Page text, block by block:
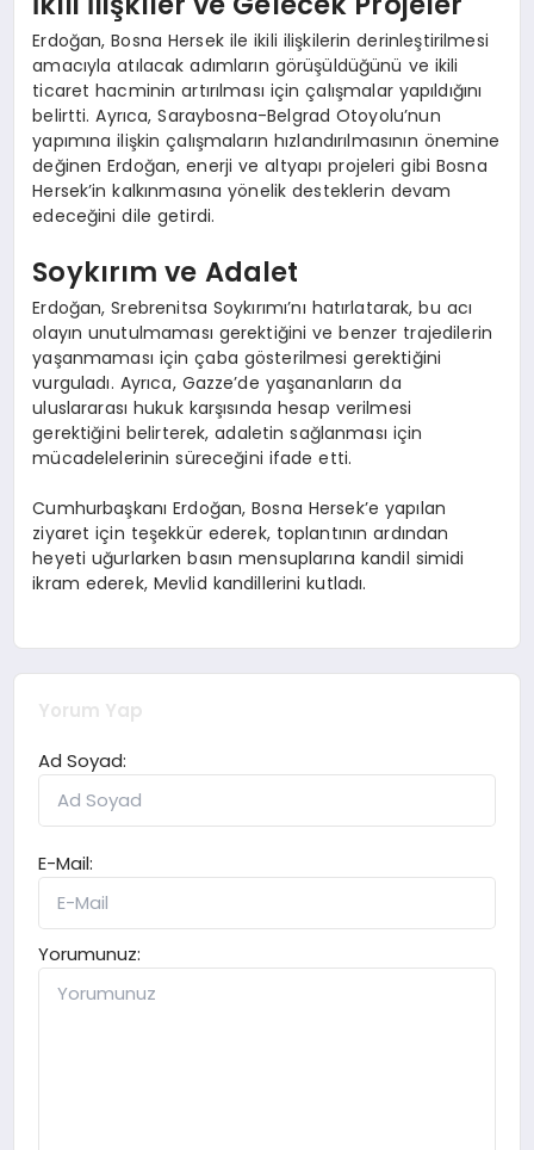
Erdoğan, Bosna Hersek ile ikili ilişkilerin derinleştirilmesi
amacıyla atılacak adımların görüşüldüğünü ve ikili
ticaret hacminin artırılması için çalışmalar yapıldığını
belirtti. Ayrıca, Saraybosna-Belgrad Otoyolu’nun
yapımına ilişkin çalışmaların hızlandırılmasının önemine
değinen Erdoğan, enerji ve altyapı projeleri gibi Bosna
Hersek’in kalkınmasına yönelik desteklerin devam
edeceğini dile getirdi.
Soykırım ve Adalet
Erdoğan, Srebrenitsa Soykırımı’nı hatırlatarak, bu acı
olayın unutulmaması gerektiğini ve benzer trajedilerin
yaşanmaması için çaba gösterilmesi gerektiğini
vurguladı. Ayrıca, Gazze’de yaşananların da
uluslararası hukuk karşısında hesap verilmesi
gerektiğini belirterek, adaletin sağlanması için
mücadelelerinin süreceğini ifade etti.
Cumhurbaşkanı Erdoğan, Bosna Hersek’e yapılan
ziyaret için teşekkür ederek, toplantının ardından
heyeti uğurlarken basın mensuplarına kandil simidi
ikram ederek, Mevlid kandillerini kutladı.
Yorum Yap
Ad Soyad:
E-Mail:
Yorumunuz: